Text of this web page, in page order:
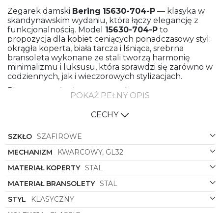
Zegarek damski Bering 15630-704-P — klasyka w
skandynawskim wydaniu, która łączy elegancję z
funkcjonalnością. Model 15630-704-P to
propozycja dla kobiet ceniących ponadczasowy styl:
okrągła koperta, biała tarcza i lśniąca, srebrna
bransoleta wykonane ze stali tworzą harmonię
minimalizmu i luksusu, która sprawdzi się zarówno w
codziennych, jak i wieczorowych stylizacjach.
Pierwsze wrażenie tego zegarka to czysta,
oszczędna estetyka. Okrągły kształt koperty
nawiązuje do klasycznych wzorców
zegarmistrzostwa, a jednocześnie nadaje całości
doskonałe tło dla delikatnych indeksów i
wskazówek, co zapewnia czytelność i elegancki
wygląd bez zbędnych dodatków. Dzięki temu
model15630-704-Pjest uniwersalny — pasuje do
biurowego stroju, eleganckiej sukienki, jak i do
casualowych kompletów.
Materiały użyte w zegarku podkreślają jego
trwałość i prestiż. Zarówno koperta, jak i bransoleta
POKAŻ PEŁNY OPIS
CECHY
SZKŁO SZAFIROWE
MECHANIZM
KWARCOWY, GL32
MATERIAŁ KOPERTY STAL
MATERIAŁ BRANSOLETY STAL
STYL
KLASYCZNY